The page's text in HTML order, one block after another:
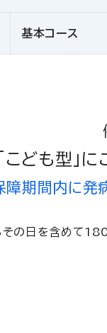
基本コース
こども型」
期間内に発
日を含め